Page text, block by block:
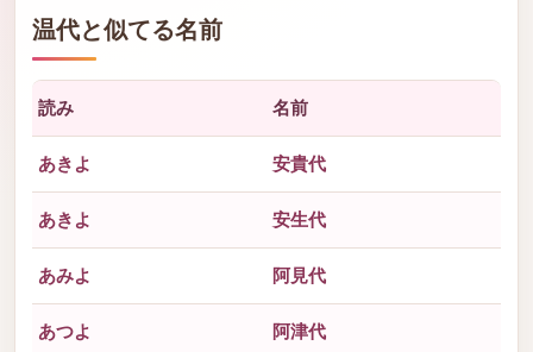
温代と似てる名前
読み 名前
あきよ 安貴代
あきよ 安生代
あみよ 阿見代
あつよ 阿津代